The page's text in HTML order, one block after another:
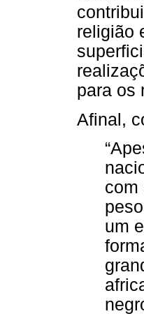
religião
para os
Afinal,
com
um